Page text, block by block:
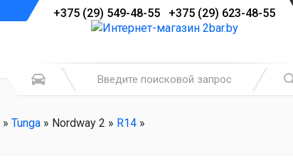
+375 (29) 549-48-55 +375 (29) 623-48-55
» Tunga » Nordway 2 » R14 »